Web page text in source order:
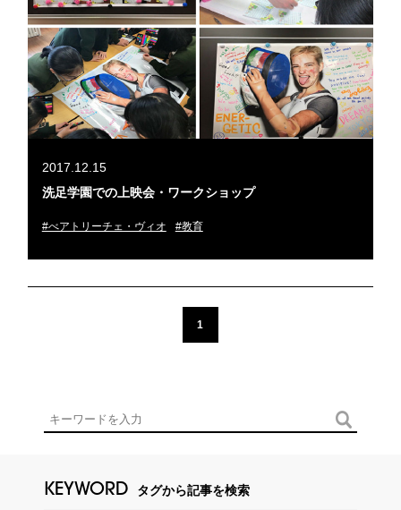
2017.12.15
洗足学園での上映会・ワークショップ
#べアトリーチェ・ヴィオ #教育
1
KEYWORD タグから記事を検索